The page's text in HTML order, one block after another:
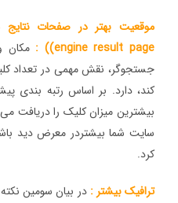
engine result page)) :
مکان
جستجوگر، نقش مهمی در تعداد
کند، دارد. بر اساس رتبه بندی
بیشترین میزان کلیک را دریافت
سایت شما بیشتردر معرض دید
کرد.
ترافیک بیشتر :